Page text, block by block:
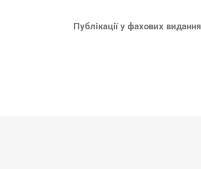
Публікації у фахових